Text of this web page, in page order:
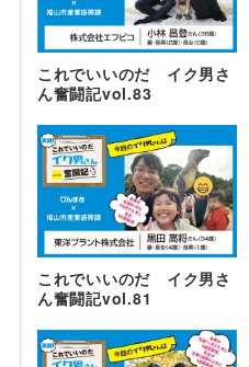
これでいいのだ イク男さ
ん奮闘記vol.83
これでいいのだ イク男さ
ん奮闘記vol.81